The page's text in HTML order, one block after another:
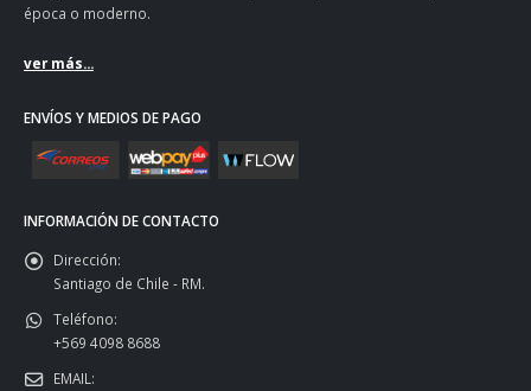
época o moderno.
ver más...
ENVÍOS Y MEDIOS DE PAGO
INFORMACIÓN DE CONTACTO
Dirección:
Santiago de Chile - RM.
Teléfono:
+569 4098 8688
EMAIL: